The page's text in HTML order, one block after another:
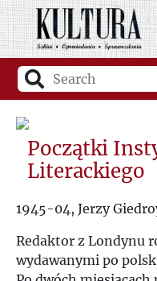
Początki
Literackiego
1945-04, Jerzy
Redaktor z Londynu
wydawanymi po